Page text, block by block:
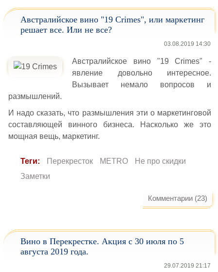
Австралийское вино "19 Crimes", или маркетинг
решает все. Или не все?
03.08.2019 14:30
Австралийское вино "19 Crimes" -
явление довольно интересное.
Вызывает немало вопросов и
размышлений.
И надо сказать, что размышления эти о маркетинговой
составляющей винного бизнеса. Насколько же это
мощная вещь, маркетинг.
Теги: Перекресток METRO
Не про скидки
Заметки
Комментарии (23)
Вино в Перекрестке. Акция с 30 июля по 5
августа 2019 года.
29.07.2019 21:17